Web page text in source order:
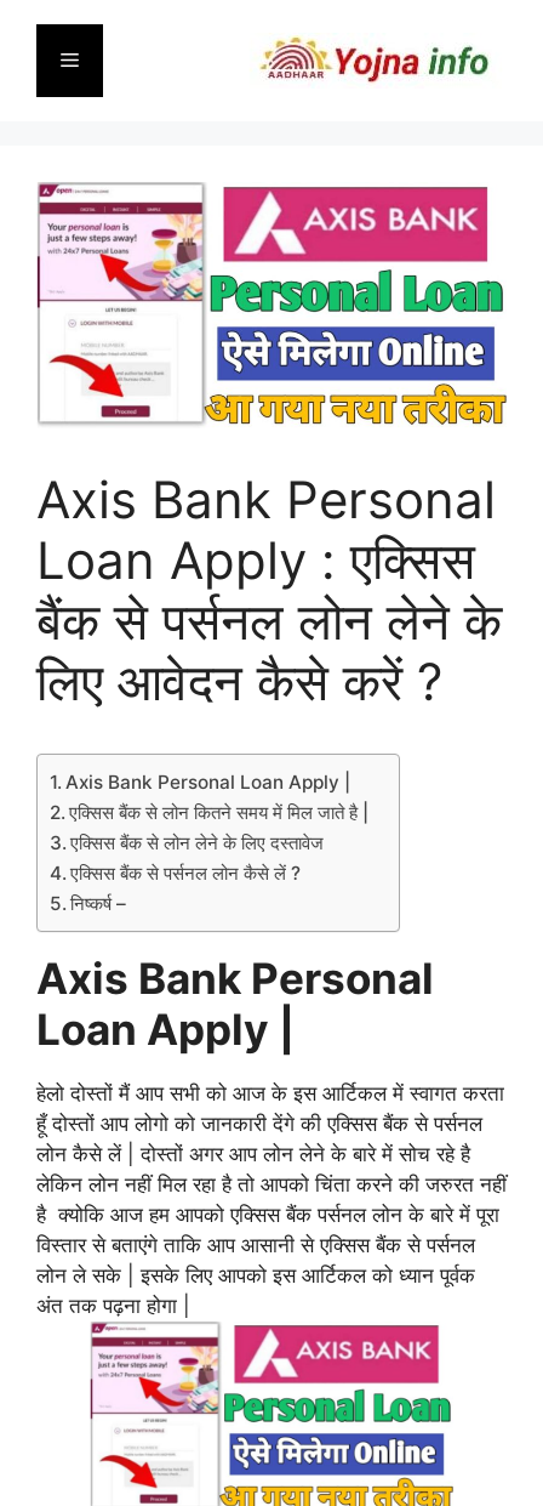
content
Menu
Axis Bank Personal
Loan Apply : एक्सिस
बैंक से पर्सनल लोन लेने के
लिए आवेदन कैसे करें ?
Axis Bank Personal Loan Apply |
एक्सिस बैंक से लोन कितने समय में मिल जाते है |
एक्सिस बैंक से लोन लेने के लिए दस्तावेज
एक्सिस बैंक से पर्सनल लोन कैसे लें ?
निष्कर्ष –
Axis Bank Personal
Loan Apply |
हेलो दोस्तों मैं आप सभी को आज के इस आर्टिकल में स्वागत करता
हूँ दोस्तों आप लोगो को जानकारी देंगे की एक्सिस बैंक से पर्सनल
लोन कैसे लें | दोस्तों अगर आप लोन लेने के बारे में सोच रहे है
लेकिन लोन नहीं मिल रहा है तो आपको चिंता करने की जरुरत नहीं
है क्योकि आज हम आपको एक्सिस बैंक पर्सनल लोन के बारे में पूरा
विस्तार से बताएंगे ताकि आप आसानी से एक्सिस बैंक से पर्सनल
लोन ले सके | इसके लिए आपको इस आर्टिकल को ध्यान पूर्वक
अंत तक पढ़ना होगा |